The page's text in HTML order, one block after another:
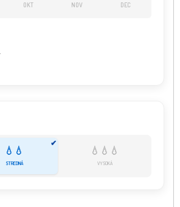
OKT NOV DEC
✔
💧💧
STREDNÁ
💧💧💧
VYSOKÁ